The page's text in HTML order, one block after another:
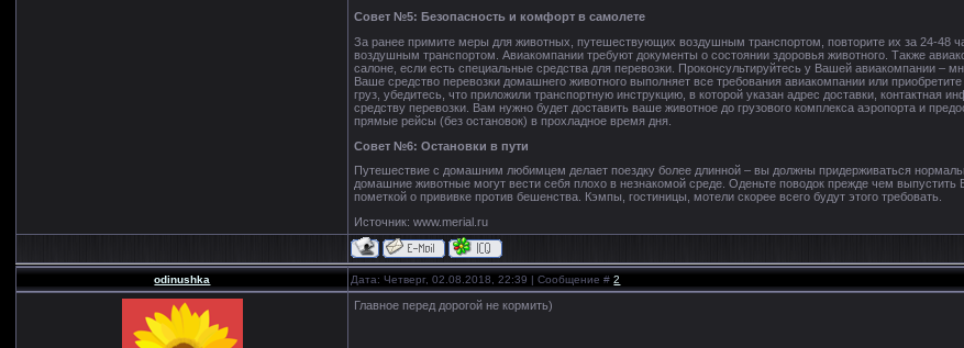
Совет №5: Безопасность и комфорт в самолете
За ранее примите меры для животных, путешествующих воздушным транспортом, повторите их за 24-48
воздушным транспортом. Авиакомпании требуют документы о состоянии здоровья животного. Также
салоне, если есть специальные средства для перевозки. Проконсультируйтесь у Вашей авиакомпании –
Ваше средство перевозки домашнего животного выполняет все требования авиакомпании или
груз, убедитесь, что приложили транспортную инструкцию, в которой указан адрес доставки,
средству перевозки. Вам нужно будет доставить ваше животное до грузового комплекса аэропорта и
прямые рейсы (без остановок) в прохладное время дня.
Совет №6: Остановки в пути
Путешествие с домашним любимцем делает поездку более длинной – вы должны придерживаться
домашние животные могут вести себя плохо в незнакомой среде. Оденьте поводок прежде чем
пометкой о прививке против бешенства. Кэмпы, гостиницы, мотели скорее всего будут этого требовать.
Источник: www.merial.ru
odinushka Дата: Четверг, 02.08.2018, 22:39 | Сообщение #2
Главное перед дорогой не кормить)